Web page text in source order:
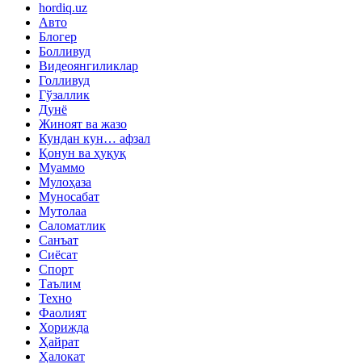
hordiq.uz
Авто
Блогер
Болливуд
Видеоянгиликлар
Голливуд
Гўзаллик
Дунё
Жиноят ва жазо
Кундан кун… афзал
Қонун ва ҳуқуқ
Муаммо
Мулоҳаза
Муносабат
Мутолаа
Саломатлик
Санъат
Сиёсат
Спорт
Таълим
Техно
Фаолият
Хорижда
Ҳайрат
Ҳалокат